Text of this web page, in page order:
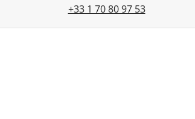
+33 1 70 80 97 53